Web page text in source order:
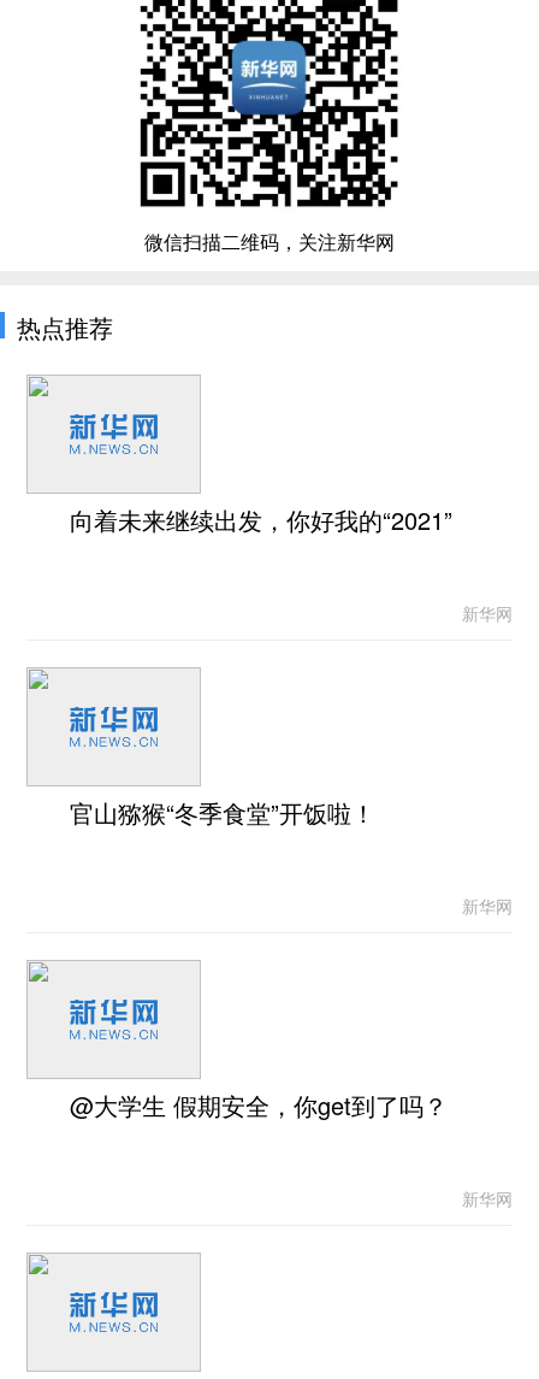
微信扫描二维码，关注新华网
热点推荐
向着未来继续出发，你好我的“2021”
新华网
官山猕猴“冬季食堂”开饭啦！
新华网
@大学生 假期安全，你get到了吗？
新华网